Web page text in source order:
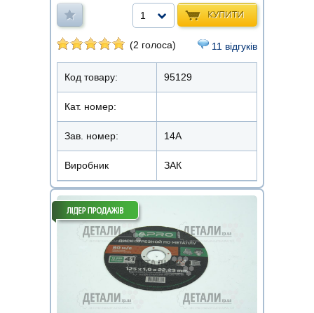
КУПИТИ
1
(2 голоса) 11 відгуків
Код товару: 95129
Кат. номер:
Зав. номер: 14А
Виробник ЗАК